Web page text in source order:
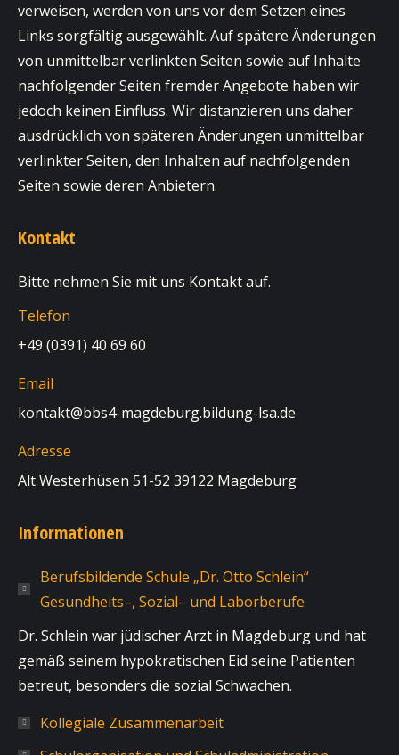
verweisen, werden von uns vor dem Setzen eines
Links sorgfältig ausgewählt. Auf spätere Änderungen
von unmittelbar verlinkten Seiten sowie auf Inhalte
nachfolgender Seiten fremder Angebote haben wir
jedoch keinen Einfluss. Wir distanzieren uns daher
ausdrücklich von späteren Änderungen unmittelbar
verlinkter Seiten, den Inhalten auf nachfolgenden
Seiten sowie deren Anbietern.
Kontakt
Bitte nehmen Sie mit uns Kontakt auf.
Telefon
+49 (0391) 40 69 60
Email
kontakt@bbs4-magdeburg.bildung-lsa.de
Adresse
Alt Westerhüsen 51-52 39122 Magdeburg
Informationen
Berufsbildende Schule „Dr. Otto Schlein“
Gesundheits–, Sozial– und Laborberufe
Dr. Schlein war jüdischer Arzt in Magdeburg und hat
gemäß seinem hypokratischen Eid seine Patienten
betreut, besonders die sozial Schwachen.
Kollegiale Zusammenarbeit